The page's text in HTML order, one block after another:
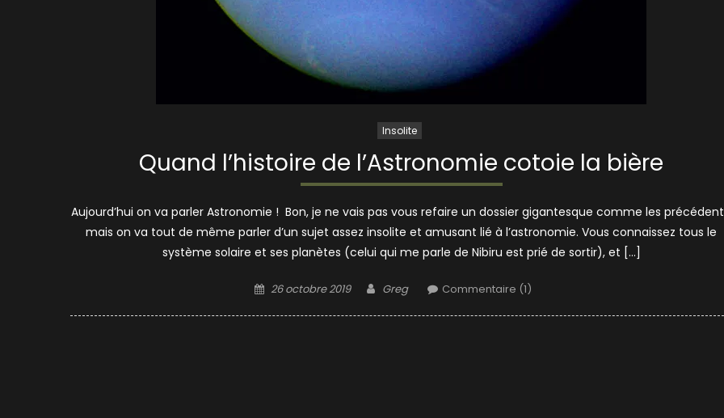
Insolite
Quand l’histoire de l’Astronomie cotoie la bière
Aujourd’hui on va parler Astronomie ! Bon, je ne vais pas vous refaire un dossier gigantesque comme les
mais on va tout de même parler d’un sujet assez insolite et amusant lié à l’astronomie. Vous connaissez tous le
système solaire et ses planètes (celui qui me parle de Nibiru est prié de sortir), et […]
Posted
26 octobre 2019 Author
Greg Commentaire (1)